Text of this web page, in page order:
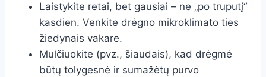
Laistykite retai, bet gausiai – ne „po truputį“
kasdien. Venkite drėgno mikroklimato ties
žiedynais vakare.
Mulčiuokite (pvz., šiaudais), kad drėgmė
būtų tolygesnė ir sumažėtų purvo